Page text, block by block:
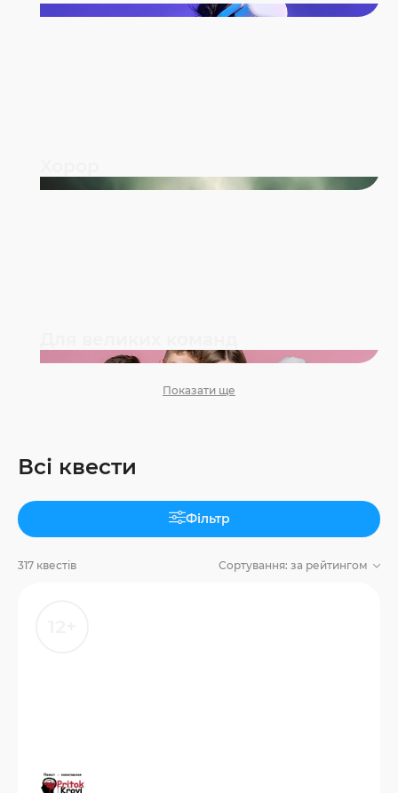
Показати ще
Всі квести
Фільтр
317 квестів Сортування: за рейтингом